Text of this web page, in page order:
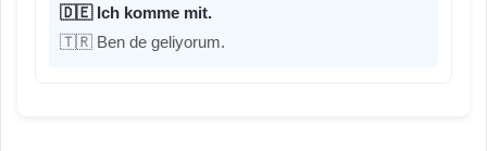
🇩🇪 Ich komme mit.
🇹🇷 Ben de geliyorum.